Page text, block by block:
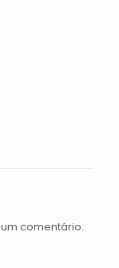
comentário.